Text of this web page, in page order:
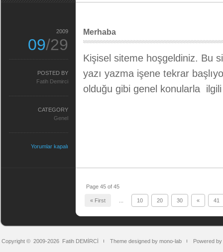
Merhaba
Kişisel siteme hoşgeldiniz. Bu
yazı yazma işene tekrar
olduğu gibi genel konularla
2009
09/29
POSTED BY
Fatih Demirci
CATEGORY
Genel
Yorumlar kapalı
Page 45 of 45
« First 10 20 30 « 41
Copyright © 2009-2026 Fatih DEMİRCİ Theme designed by mono-lab Powered